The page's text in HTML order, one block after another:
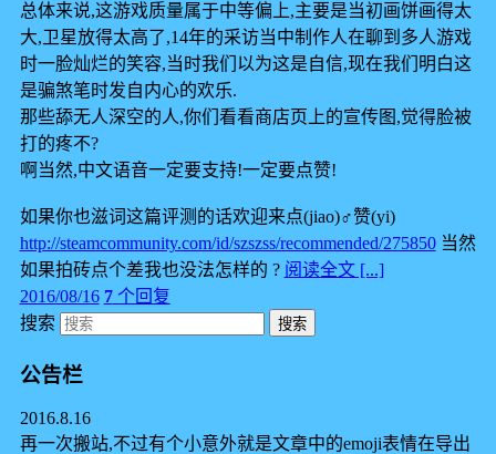
总体来说,这游戏质量属于中等偏上,主要是当初画饼画得太
大,卫星放得太高了,14年的采访当中制作人在聊到多人游戏
时一脸灿烂的笑容,当时我们以为这是自信,现在我们明白这
是骗煞笔时发自内心的欢乐.
那些舔无人深空的人,你们看看商店页上的宣传图,觉得脸被
打的疼不?
啊当然,中文语音一定要支持!一定要点赞!
如果你也滋词这篇评测的话欢迎来点(jiao)♂赞(yi)
http://steamcommunity.com/id/szszss/recommended/275850当然
如果拍砖点个差我也没法怎样的 ? 阅读全文 [...]
2016/08/16 7个回复
搜索
公告栏
2016.8.16
再一次搬站,不过有个小意外就是文章中的emoji表情在导出